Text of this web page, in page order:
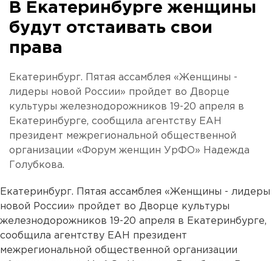
В Екатеринбурге женщины
будут отстаивать свои
права
Екатеринбург. Пятая ассамблея «Женщины -
лидеры новой России» пройдет во Дворце
культуры железнодорожников 19-20 апреля в
Екатеринбурге, сообщила агентству ЕАН
президент межрегиональной общественной
организации «Форум женщин УрФО» Надежда
Голубкова.
Екатеринбург. Пятая ассамблея «Женщины - лидеры
новой России» пройдет во Дворце культуры
железнодорожников 19-20 апреля в Екатеринбурге,
сообщила агентству ЕАН президент
межрегиональной общественной организации